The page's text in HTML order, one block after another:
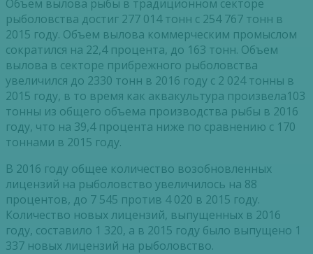
Объем вылова рыбы в традиционном секторе
рыболовства достиг 277 014 тонн с 254 767 тонн в
2015 году. Объем вылова коммерческим промыслом
сократился на 22,4 процента, до 163 тонн. Объем
вылова в секторе прибрежного рыболовства
увеличился до 2330 тонн в 2016 году с 2 024 тонны в
2015 году, в то время как аквакультура произвела103
тонны из общего объема производства рыбы в 2016
году, что на 39,4 процента ниже по сравнению с 170
тоннами в 2015 году.
В 2016 году общее количество возобновленных
лицензий на рыболовство увеличилось на 88
процентов, до 7 545 против 4 020 в 2015 году.
Количество новых лицензий, выпущенных в 2016
году, составило 1 320, а в 2015 году было выпущено 1
337 новых лицензий на рыболовство.